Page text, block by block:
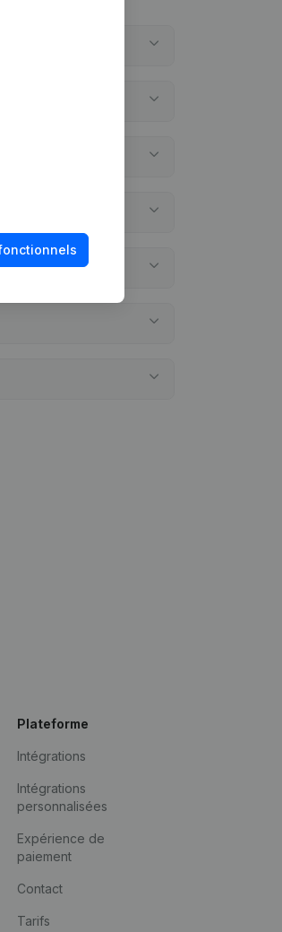
Plateforme
Intégrations
Intégrations
personnalisées
Expérience de
paiement
Contact
Tarifs